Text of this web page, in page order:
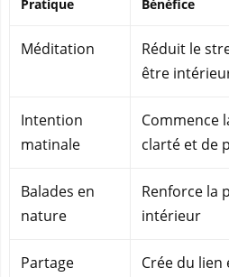
Pratique Bénéfice
Méditation
Réduit le
être
Intention
matinale
Commence
clarté et de
Balades en
nature
Renforce la
intérieur
Partage
Crée du